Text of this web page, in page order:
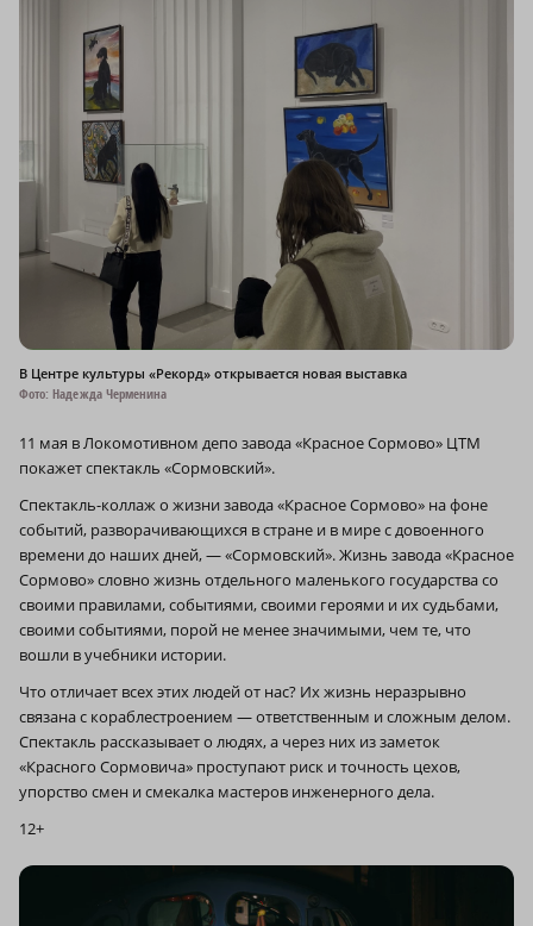
В Центре культуры «Рекорд» открывается новая выставка
Фото: Надежда Черменина
11 мая в Локомотивном депо завода «Красное Сормово» ЦТМ
покажет спектакль «Сормовский».
Спектакль-коллаж о жизни завода «Красное Сормово» на фоне
событий, разворачивающихся в стране и в мире с довоенного
времени до наших дней, — «Сормовский». Жизнь завода «Красное
Сормово» словно жизнь отдельного маленького государства со
своими правилами, событиями, своими героями и их судьбами,
своими событиями, порой не менее значимыми, чем те, что
вошли в учебники истории.
Что отличает всех этих людей от нас? Их жизнь неразрывно
связана с кораблестроением — ответственным и сложным делом.
Спектакль рассказывает о людях, а через них из заметок
«Красного Сормовича» проступают риск и точность цехов,
упорство смен и смекалка мастеров инженерного дела.
12+